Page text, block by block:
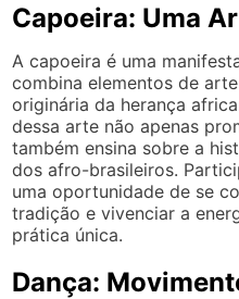
Capoeira: Uma
A capoeira é uma
combina elementos de
originária da herança
dessa arte não apenas
também ensina sobre a
dos afro-brasileiros.
uma oportunidade de se
tradição e vivenciar a
prática única.
Dança: